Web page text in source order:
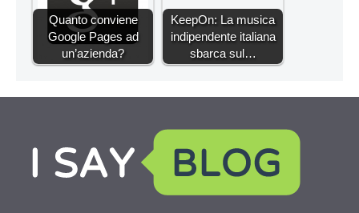
Quanto conviene
Google Pages ad
un’azienda?
KeepOn: La musica
indipendente italiana
sbarca sul…